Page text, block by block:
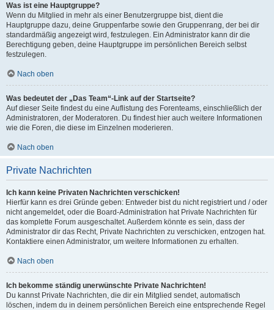
Was ist eine Hauptgruppe?
Wenn du Mitglied in mehr als einer Benutzergruppe bist, dient die
Hauptgruppe dazu, deine Gruppenfarbe sowie den Gruppenrang, der bei dir
standardmäßig angezeigt wird, festzulegen. Ein Administrator kann dir die
Berechtigung geben, deine Hauptgruppe im persönlichen Bereich selbst
festzulegen.
Nach oben
Was bedeutet der „Das Team“-Link auf der Startseite?
Auf dieser Seite findest du eine Auflistung des Forenteams, einschließlich der
Administratoren, der Moderatoren. Du findest hier auch weitere Informationen
wie die Foren, die diese im Einzelnen moderieren.
Nach oben
Private Nachrichten
Ich kann keine Privaten Nachrichten verschicken!
Hierfür kann es drei Gründe geben: Entweder bist du nicht registriert und / oder
nicht angemeldet, oder die Board-Administration hat Private Nachrichten für
das komplette Forum ausgeschaltet. Außerdem könnte es sein, dass der
Administrator dir das Recht, Private Nachrichten zu verschicken, entzogen hat.
Kontaktiere einen Administrator, um weitere Informationen zu erhalten.
Nach oben
Ich bekomme ständig unerwünschte Private Nachrichten!
Du kannst Private Nachrichten, die dir ein Mitglied sendet, automatisch
löschen, indem du in deinem persönlichen Bereich eine entsprechende Regel